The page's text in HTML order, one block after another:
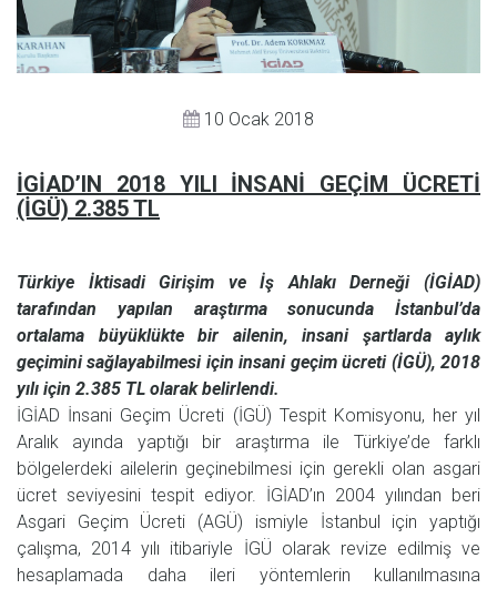
10 Ocak 2018
İGİAD’IN 2018 YILI İNSANİ GEÇİM ÜCRETİ
(İGÜ) 2.385 TL
Türkiye İktisadi Girişim ve İş Ahlakı Derneği (İGİAD)
tarafından yapılan araştırma sonucunda İstanbul’da
ortalama büyüklükte bir ailenin, insani şartlarda aylık
geçimini sağlayabilmesi için insani geçim ücreti (İGÜ), 2018
yılı için 2.385 TL olarak belirlendi.
İGİAD İnsani Geçim Ücreti (İGÜ) Tespit Komisyonu, her yıl
Aralık ayında yaptığı bir araştırma ile Türkiye’de farklı
bölgelerdeki ailelerin geçinebilmesi için gerekli olan asgari
ücret seviyesini tespit ediyor. İGİAD’ın 2004 yılından beri
Asgari Geçim Ücreti (AGÜ) ismiyle İstanbul için yaptığı
çalışma, 2014 yılı itibariyle İGÜ olarak revize edilmiş ve
hesaplamada daha ileri yöntemlerin kullanılmasına